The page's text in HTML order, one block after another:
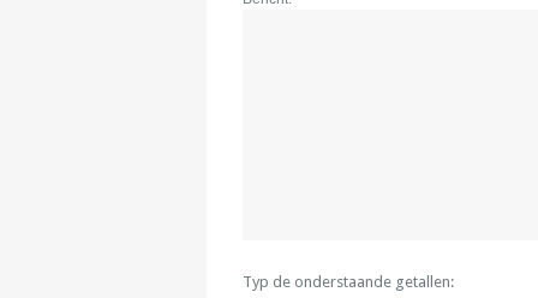
Typ de onderstaande getallen: